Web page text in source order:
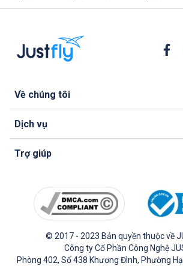
Về chúng tôi
Dịch vụ
Trợ giúp
© 2017 - 2023 Bản quyền thuộc về
Công ty Cổ Phần Công Nghệ
Phòng 402, Số 438 Khương Đình, Phường